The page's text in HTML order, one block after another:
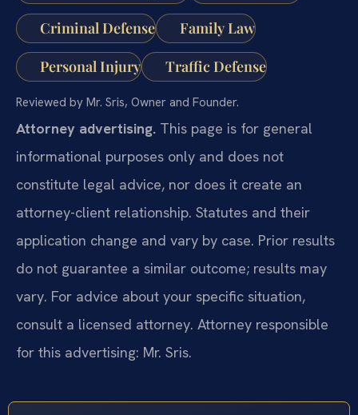
Criminal Defense Family Law
Personal Injury Traffic Defense
Reviewed by Mr. Sris, Owner and Founder.
Attorney advertising. This page is for general
informational purposes only and does not
constitute legal advice, nor does it create an
attorney-client relationship. Statutes and their
application change and vary by case. Prior results
do not guarantee a similar outcome; results may
vary. For advice about your specific situation,
consult a licensed attorney. Attorney responsible
for this advertising: Mr. Sris.